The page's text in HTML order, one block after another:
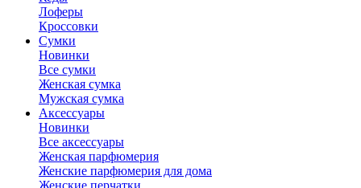
Лоферы
Кроссовки
Сумки
Новинки
Все сумки
Женская сумка
Мужская сумка
Аксессуары
Новинки
Все аксессуары
Женская парфюмерия
Женские парфюмерия для дома
Женские перчатки